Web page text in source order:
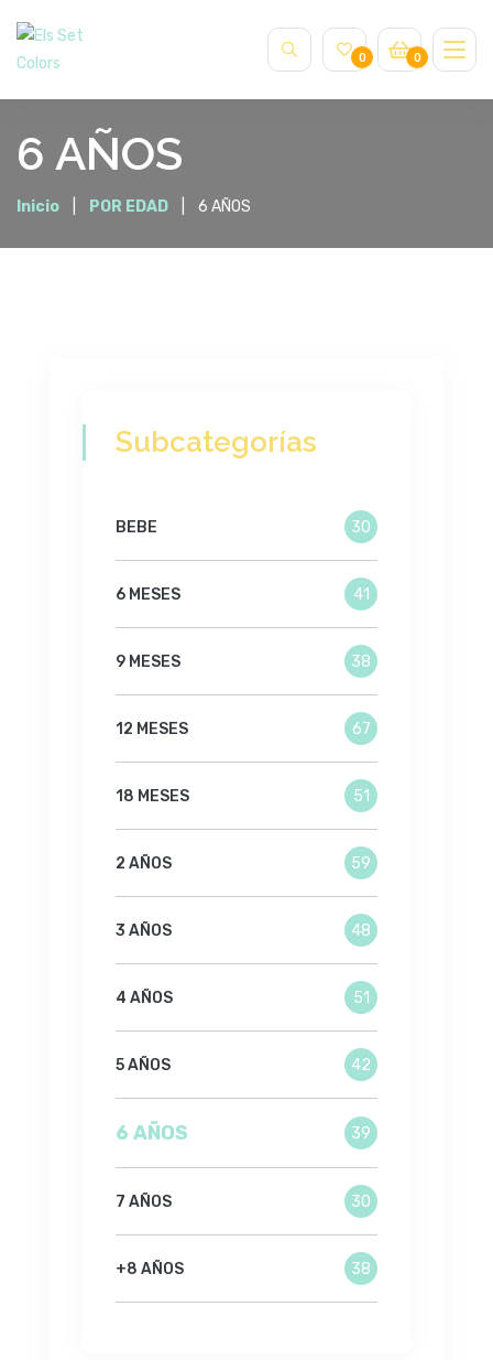
0 0
6 AÑOS
Inicio POR EDAD 6 AÑOS
Subcategorías
BEBE 30
6 MESES 41
9 MESES 38
12 MESES 67
18 MESES 51
2 AÑOS 59
3 AÑOS 48
4 AÑOS 51
5 AÑOS 42
6 AÑOS 39
7 AÑOS 30
+8 AÑOS 38